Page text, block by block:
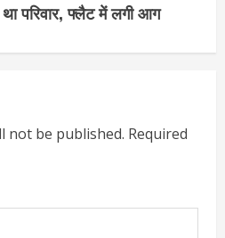
परिवार, फ्लैट में लगी आग
not be published. Required